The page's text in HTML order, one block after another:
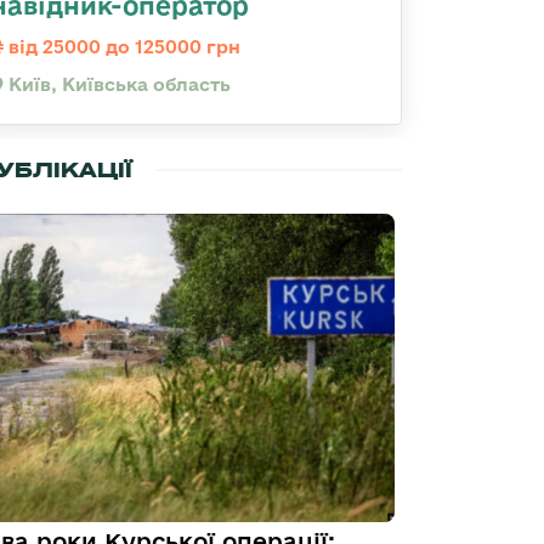
від 25000 до 125000 грн
Київ, Київська область